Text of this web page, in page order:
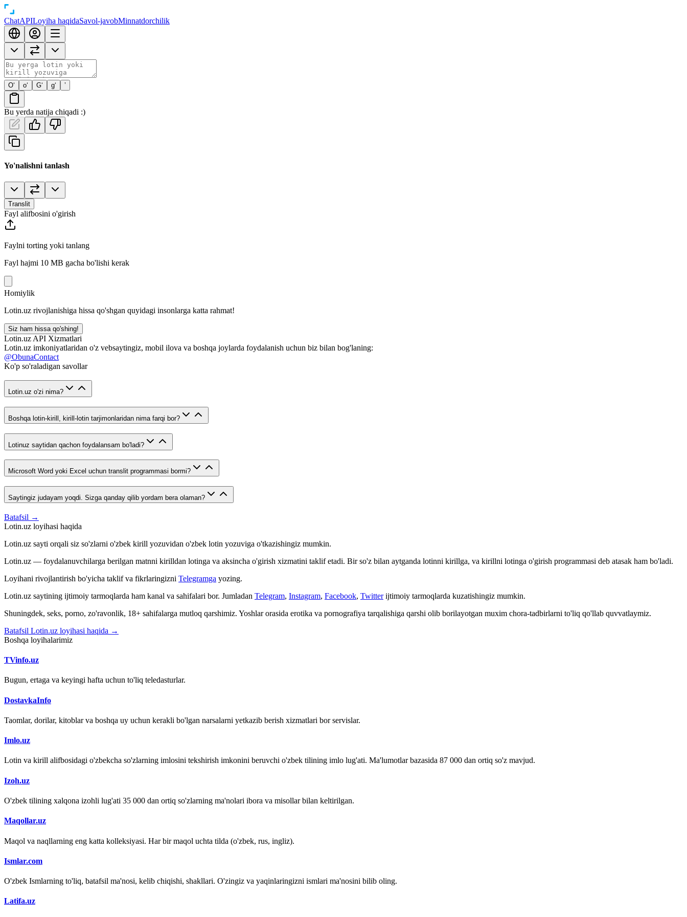
ChatAPILoyiha haqidaSavol-javobMinnatdorchilik
O‘ o‘ G‘ g‘ ’
Bu yerda natija chiqadi :)
Yo'nalishni tanlash
Translit
Fayl alifbosini o'girish
Faylni torting yoki tanlang
Fayl hajmi 10 MB gacha bo'lishi kerak
Homiylik
Lotin.uz rivojlanishiga hissa qo'shgan quyidagi insonlarga katta rahmat!
Siz ham hissa qo'shing!
Lotin.uz API Xizmatlari
Lotin.uz imkoniyatlaridan o'z vebsaytingiz, mobil ilova va boshqa joylarda foydalanish uchun biz bilan bog'laning:
@ObunaContact
Ko'p so'raladigan savollar
Lotin.uz o'zi nima?
Boshqa lotin-kirill, kirill-lotin tarjimonlaridan nima farqi bor?
Lotinuz saytidan qachon foydalansam bo'ladi?
Microsoft Word yoki Excel uchun translit programmasi bormi?
Saytingiz judayam yoqdi. Sizga qanday qilib yordam bera olaman?
Batafsil →
Lotin.uz loyihasi haqida
Lotin.uz sayti orqali siz so'zlarni o'zbek kirill yozuvidan o'zbek lotin yozuviga o'tkazishingiz mumkin.
Lotin.uz — foydalanuvchilarga berilgan matnni kirilldan lotinga va aksincha o'girish xizmatini taklif etadi. Bir so'z bilan aytganda lotinni kirillga, va kirillni lotinga o'girish programmasi deb atasak ham bo'ladi.
Loyihani rivojlantirish bo'yicha taklif va fikrlaringizni Telegramga yozing.
Lotin.uz saytining ijtimoiy tarmoqlarda ham kanal va sahifalari bor. Jumladan Telegram, Instagram, Facebook, Twitter ijtimoiy tarmoqlarda kuzatishingiz mumkin.
Shuningdek, seks, porno, zo'ravonlik, 18+ sahifalarga mutloq qarshimiz. Yoshlar orasida erotika va pornografiya tarqalishiga qarshi olib borilayotgan muxim chora-tadbirlarni to'liq qo'llab quvvatlaymiz.
Batafsil Lotin.uz loyihasi haqida →
Boshqa loyihalarimiz
TVinfo.uz
Bugun, ertaga va keyingi hafta uchun to'liq teledasturlar.
DostavkaInfo
Taomlar, dorilar, kitoblar va boshqa uy uchun kerakli bo'lgan narsalarni yetkazib berish xizmatlari bor servislar.
Imlo.uz
Lotin va kirill alifbosidagi o'zbekcha so'zlarning imlosini tekshirish imkonini beruvchi o'zbek tilining imlo lug'ati. Ma'lumotlar bazasida 87 000 dan ortiq so'z mavjud.
Izoh.uz
O'zbek tilining xalqona izohli lug'ati 35 000 dan ortiq so'zlarning ma'nolari ibora va misollar bilan keltirilgan.
Maqollar.uz
Maqol va naqllarning eng katta kolleksiyasi. Har bir maqol uchta tilda (o'zbek, rus, ingliz).
Ismlar.com
O'zbek Ismlarning to'liq, batafsil ma'nosi, kelib chiqishi, shakllari. O'zingiz va yaqinlaringizni ismlari ma'nosini bilib oling.
Latifa.uz